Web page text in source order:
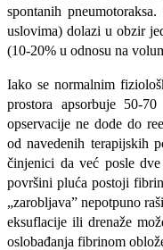
spontanih
uslovima) dolazi u obzir
(10-20% u odnosu na
Iako se normalnim
prostora apsorbuje 50-
opservacije ne dode do
od navedenih terapijskih
činjenici da već posle dve
površini pluća postoji
„zarobljava” nepotpuno
eksuflacije ili drenaže
oslobađanja fibrinom